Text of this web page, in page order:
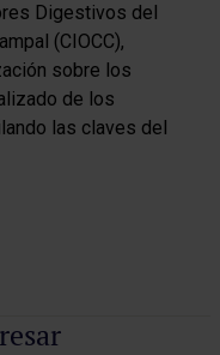
Digestivos del
(CIOCC),
sobre los
de los
las claves del